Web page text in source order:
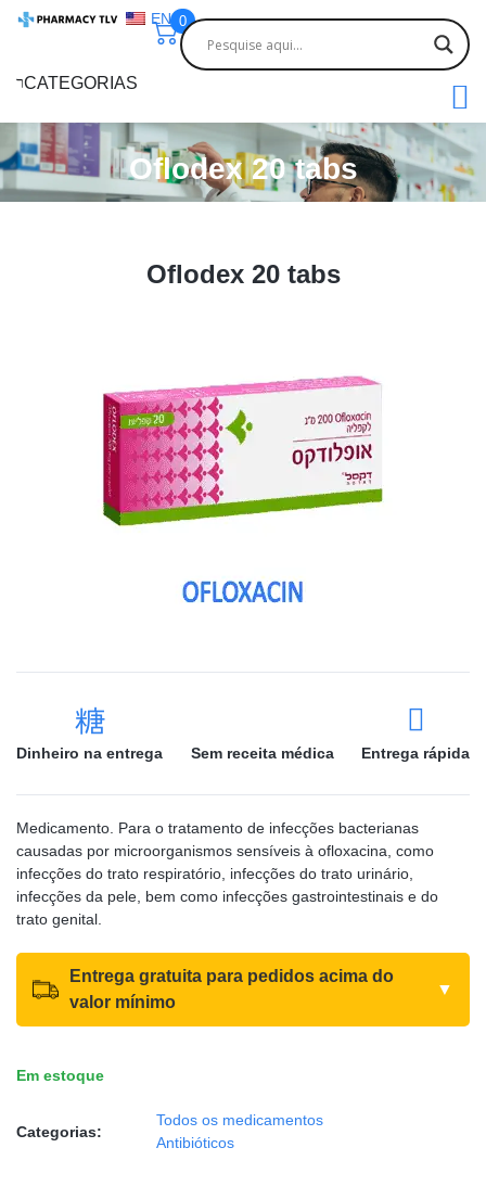
EN 0
CATEGORIAS
Oflodex 20 tabs
Oflodex 20 tabs
Dinheiro na entrega Sem receita médica Entrega rápida
Medicamento. Para o tratamento de infecções bacterianas
causadas por microorganismos sensíveis à ofloxacina, como
infecções do trato respiratório, infecções do trato urinário,
infecções da pele, bem como infecções gastrointestinais e do
trato genital.
Entrega gratuita para pedidos acima do
valor mínimo
▼
Em estoque
Categorias:
Todos os medicamentos
Antibióticos